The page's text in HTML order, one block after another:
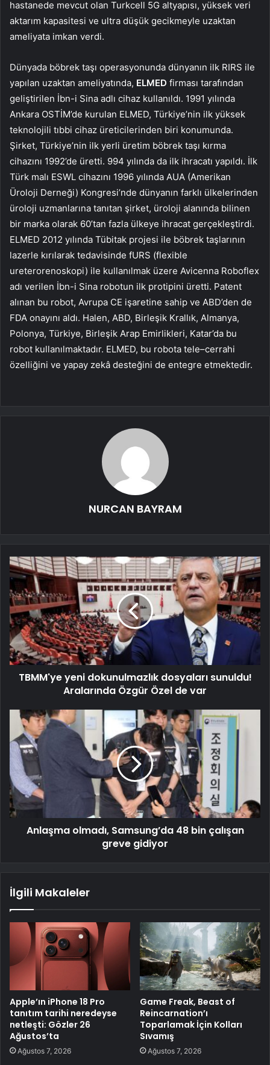
hastanede mevcut olan Turkcell 5G altyapısı, yüksek veri
aktarım kapasitesi ve ultra düşük gecikmeyle uzaktan
ameliyata imkan verdi.
Dünyada böbrek taşı operasyonunda dünyanın ilk RIRS ile
yapılan uzaktan ameliyatında, ELMED firması tarafından
geliştirilen İbn-i Sina adlı cihaz kullanıldı. 1991 yılında
Ankara OSTİM’de kurulan ELMED, Türkiye’nin ilk yüksek
teknolojili tıbbi cihaz üreticilerinden biri konumunda.
Şirket, Türkiye’nin ilk yerli üretim böbrek taşı kırma
cihazını 1992’de üretti. 994 yılında da ilk ihracatı yapıldı. İlk
Türk malı ESWL cihazını 1996 yılında AUA (Amerikan
Üroloji Derneği) Kongresi’nde dünyanın farklı ülkelerinden
üroloji uzmanlarına tanıtan şirket, üroloji alanında bilinen
bir marka olarak 60’tan fazla ülkeye ihracat gerçekleştirdi.
ELMED 2012 yılında Tübitak projesi ile böbrek taşlarının
lazerle kırılarak tedavisinde fURS (flexible
ureterorenoskopi) ile kullanılmak üzere Avicenna Roboflex
adı verilen İbn-i Sina robotun ilk protipini üretti. Patent
alınan bu robot, Avrupa CE işaretine sahip ve ABD’den de
FDA onayını aldı. Halen, ABD, Birleşik Krallık, Almanya,
Polonya, Türkiye, Birleşik Arap Emirlikleri, Katar’da bu
robot kullanılmaktadır. ELMED, bu robota tele–cerrahi
özelliğini ve yapay zekâ desteğini de entegre etmektedir.
NURCAN BAYRAM
TBMM'ye yeni dokunulmazlık dosyaları sunuldu!
Aralarında Özgür Özel de var
Anlaşma olmadı, Samsung’da 48 bin çalışan
greve gidiyor
İlgili Makaleler
Apple’ın iPhone 18 Pro
tanıtım tarihi neredeyse
netleşti: Gözler 26
Ağustos’ta
Ağustos 7, 2026
Game Freak, Beast of
Reincarnation’ı
Toparlamak İçin Kolları
Sıvamış
Ağustos 7, 2026